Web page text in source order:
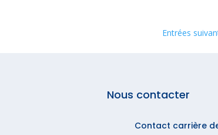
Entrées
Nous contacter
Contact carrière